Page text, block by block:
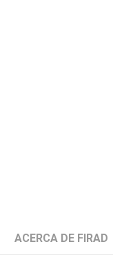
ACERCA DE FIRAD